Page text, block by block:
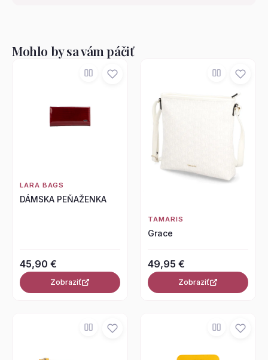
Mohlo by sa vám páčiť
LARA BAGS
DÁMSKA PEŇAŽENKA
45,90 €
Zobraziť
TAMARIS
Grace
49,95 €
Zobraziť